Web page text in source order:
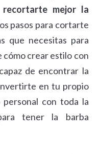
recortarte mejor la
pasos para cortarte
que necesitas para
crear estilo con
de encontrar la
en tu propio
con toda la
tener la barba